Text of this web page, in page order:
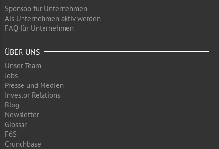
Sponsoo für Unternehmen
Als Unternehmen aktiv werden
FAQ für Unternehmen
ÜBER UNS
Unser Team
Jobs
Presse und Medien
Investor Relations
Blog
Newsletter
Glossar
F6S
Crunchbase